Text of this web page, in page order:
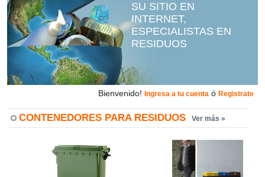
SU SITIO EN
INTERNET,
ESPECIALISTAS EN
RESIDUOS
Bienvenido! Ingresa a tu cuenta ó Registrate
CONTENEDORES PARA RESIDUOS Ver más »